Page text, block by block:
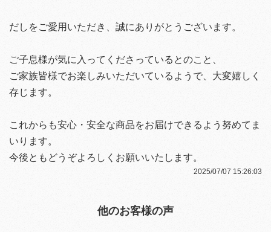
だしをご愛用いただき、誠にありがとうございます。
ご子息様が気に入ってくださっているとのこと、
ご家族皆様でお楽しみいただいているようで、大変嬉しく
存じます。
これからも安心・安全な商品をお届けできるよう努めてま
いります。
今後ともどうぞよろしくお願いいたします。
2025/07/07 15:26:03
他のお客様の声